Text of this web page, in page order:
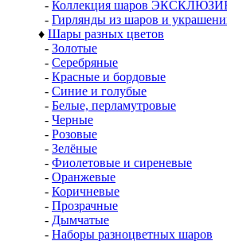
- Коллекция шаров ЭКСКЛЮЗИВ
- Гирлянды из шаров и
♦ Шары разных цветов
- Золотые
- Серебряные
- Красные и бордовые
- Синие и голубые
- Белые, перламутровые
- Черные
- Розовые
- Зелёные
- Фиолетовые и сиреневые
- Оранжевые
- Коричневые
- Прозрачные
- Дымчатые
- Наборы разноцветных шаров